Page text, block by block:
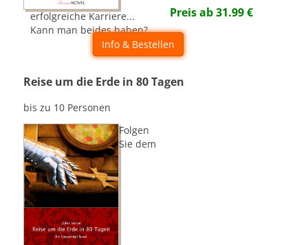
erfolgreiche Karriere...
Kann man beides haben?
Preis ab31.99€
Info & Bestellen
Reise um die Erde in 80 Tagen
bis zu 10 Personen
Folgen
Sie dem